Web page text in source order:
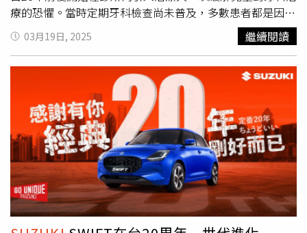
前完成領牌程序者有效。本活動不適用租賃、營業、政府機
關及專案批/標購之車輛。 舊換新價係指扣除政府舊換新補
助後之價格，詳細辦法以政府法令公告為準。VITARA指定車
款，可享購車金為購車後抵用上限為$50,000元，購車金限
當車當次購買抵用，實際交易價格由買賣雙方各自依交易條
件議定之，詳情請洽各大經銷商。本 活動不適用租賃、營
業、政府機關及專案批/標購之車輛。圖片僅供參考，如與
實車不符，請以實車為主。車款之各項配備作動可能有其條
件限制，商品規格說明受篇幅所限可能未盡完整，購買務必
洽詢各大展示中心詳閱相關說明。 CARRY指定車款，可享
萬元購車金為購車後抵用上限為$10,000元，購車金限當車
當次購買抵用，實際交易價格由買賣雙方各自依交易條件議
定之，詳情請洽各大經銷商。本活動不適用租賃、營業、政
府機關及專案批/標購之車輛。CARRY本月領牌贈送
輕奢精品掀背The new Picanto，以三大DNA「Pop Design
潮設計」、「I-Tech 智科技」、「Luxury Comfort 質奢
華」擄獲年輕消費客群與都會新貴買家的喜愛，於正式發表
當天短短五小時內即接獲百張訂單，截至3月底止訂單更已
逾300張，其中超過9成消費者選購Apex以上版本，4成消費
者選配升級GT-line套件，並有近3成消費者選配升級莫蘭迪
綠套件，再再顯示出The new Picanto的時尚魅力，深獲獨
具品味的年輕車主肯定。The new Picanto以輕巧動感的外
型，延續品牌旗艦車款The Kia EV9純電智慧旗艦LSUV的設
計語彙，以Star Map LED星圖日行燈與尾燈組展現科技感，
並搭配首次導入的Wide Tech貫穿式中央定位燈，及全新設
計的前保桿及下氣壩，在充滿動感氛圍的外型中更添科技未
來感，同時搭載領先同級的駕駛座通風座椅、雙前座加熱座
椅、方向盤加熱功能等豪華配備(註4)，提供車主輕奢華的
療的恐懼。當時定期牙科檢查尚未普及，多數患者都是因為
牙痛才來就診，導致孩子對治療充滿抗拒。作為兒童牙醫的
鈴木醫生，希望改變孩子對牙醫的負面印象，讓治療變得輕
鬆愉快。在Palette牙科診所，五隻輪流值班的治療犬會陪
伴孩子們度過治療時光。候診時，狗狗會與孩子互動，進入
診療室後，牠們會溫順地待在孩子身旁，有時會趴在孩子的
肚子上或腿上，帶來安心感。有些孩子甚至在治療結束後仍
留戀不已，與狗狗玩耍，不願回家。針對治療犬的安全與衛
生問題，鈴木醫生表示，20年來診所內的狗狗從未咬傷或傷
害任何兒童。狗狗們在進入診所前，會接受徹底的清潔，包
括洗澡、修剪指甲、刷牙與梳毛，確保衛生條件符合標準。
此外，鈴木醫生本身擁有一級寵物護理經理資格，並與治療
犬的主人密切合作，確保狗狗適應診所環境。鈴木醫生回憶
起第一隻治療犬「Flora」的故事，當初她擔心狗狗可能無
03月19日, 2025 繼續閱讀